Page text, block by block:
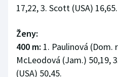
17,22, 3. Scott (USA) 16,65.
Ženy:
400 m: 1. Paulinová (Dom.
McLeodová (Jam.) 50,19,
(USA) 50,45.